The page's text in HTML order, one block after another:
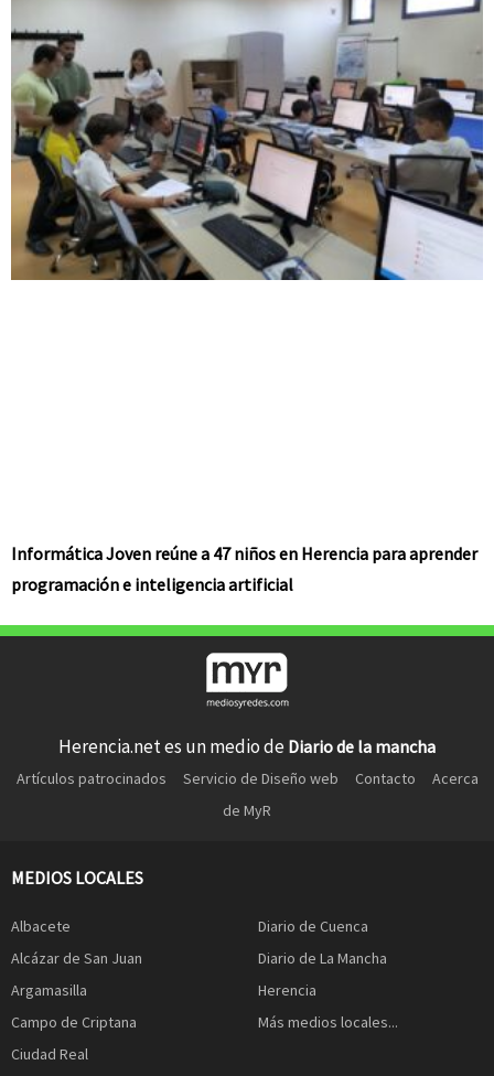
Informática Joven reúne a 47 niños en Herencia para aprender
programación e inteligencia artificial
Herencia.net es un medio de Diario de la mancha
Artículos patrocinados Servicio de Diseño web Contacto
Acerca
de MyR
MEDIOS LOCALES
Albacete
Alcázar de San Juan
Argamasilla
Campo de Criptana
Ciudad Real
Diario de Cuenca
Diario de La Mancha
Herencia
Más medios locales...